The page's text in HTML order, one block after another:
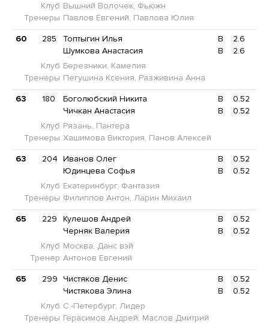
Клуб Вышний Волочек, Фьюжн
Тренеры Павлов Евгений, Павлова Юлия
60 285 Топтыгин Илья B
2.6
Шумкова Анастасия
B
2.6
Клуб Березники, Камелия
Тренеры Пегушина Ксения, Разживина Анна
63 180 Боголюбский Никита B
0.52
Чичкан Анастасия
B
0.52
Клуб Рязань, Пантера
Тренеры Хашимова Виктория, Панов Алексей
63 204 Иванов Олег B
0.52
Юдинцева Софья
B
0.52
Клуб Екатеринбург, Фантазия
Тренеры Филиппов Антон, Ларин Михаил
65 229 Кулешов Андрей B
0.52
Черняк Валерия
B
0.52
Клуб Москва, Данс вэй
Тренер Антонов Евгений
65 299 Чистяков Денис B
0.52
Чистякова Элина
B
0.52
Клуб С.-Петербург, Лидер
Тренеры Герасимов Андрей, Маслов Дмитрий